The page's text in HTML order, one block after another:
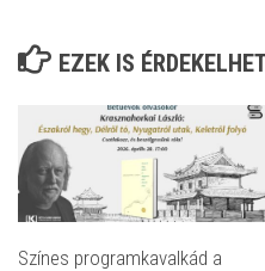
EZEK IS
Színes programkavalkád a